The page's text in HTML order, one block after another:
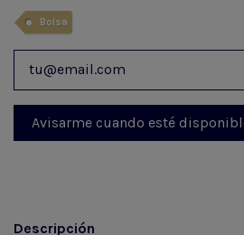
Bolsa
Descripción